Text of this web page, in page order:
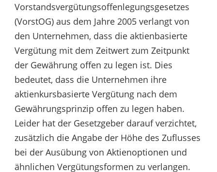
Vorstandsvergütungsoffenlegungsgesetzes
(VorstOG) aus dem Jahre 2005 verlangt von
den Unternehmen, dass die aktienbasierte
Vergütung mit dem Zeitwert zum Zeitpunkt
der Gewährung offen zu legen ist. Dies
bedeutet, dass die Unternehmen ihre
aktienkursbasierte Vergütung nach dem
Gewährungsprinzip offen zu legen haben.
Leider hat der Gesetzgeber darauf verzichtet,
zusätzlich die Angabe der Höhe des Zuflusses
bei der Ausübung von Aktienoptionen und
ähnlichen Vergütungsformen zu verlangen.